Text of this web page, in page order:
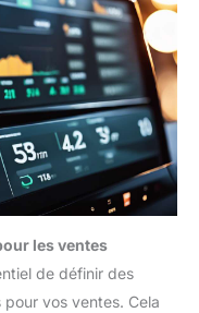
les ventes
de définir des
vos ventes. Cela